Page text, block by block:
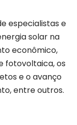
especialistas e
solar na
econômico,
fotovoltaica, os
e o avanço
entre outros.